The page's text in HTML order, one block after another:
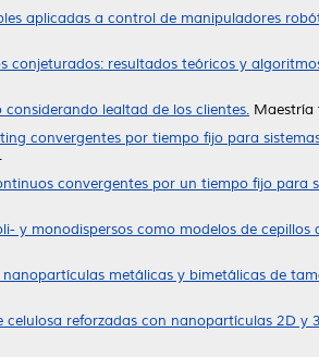
aplicadas a control de manipuladores
conjeturados: resultados teóricos y
lealtad de los clientes. Maestría
convergentes por tiempo fijo para
convergentes por un tiempo fijo para
y monodispersos como modelos de cepillos
nanopartículas metálicas y bimetálicas de
celulosa reforzadas con nanopartículas 2D y